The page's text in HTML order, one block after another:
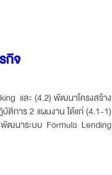
กิจ
และ (4.2) พัฒนาโครงสร้าง
ติการ 2 แผนงาน ได้แก่ (4.1-1)
ฒนาระบบ Formula Lending